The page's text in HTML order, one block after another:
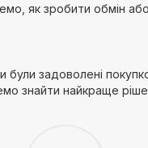
як зробити обмін
задоволені
знайти найкраще